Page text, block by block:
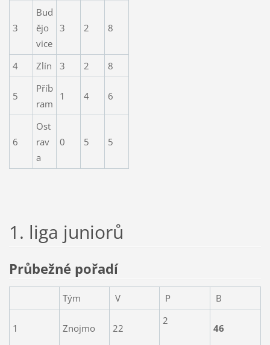
3
Bud
ějo
vice
3 2 8
4 Zlín 3 2 8
5
Příb
ram
1 4 6
6
Ost
rav
a
0 5 5
1. liga juniorů
Průbežné pořadí
Tým V P B
1 Znojmo 22
2
46